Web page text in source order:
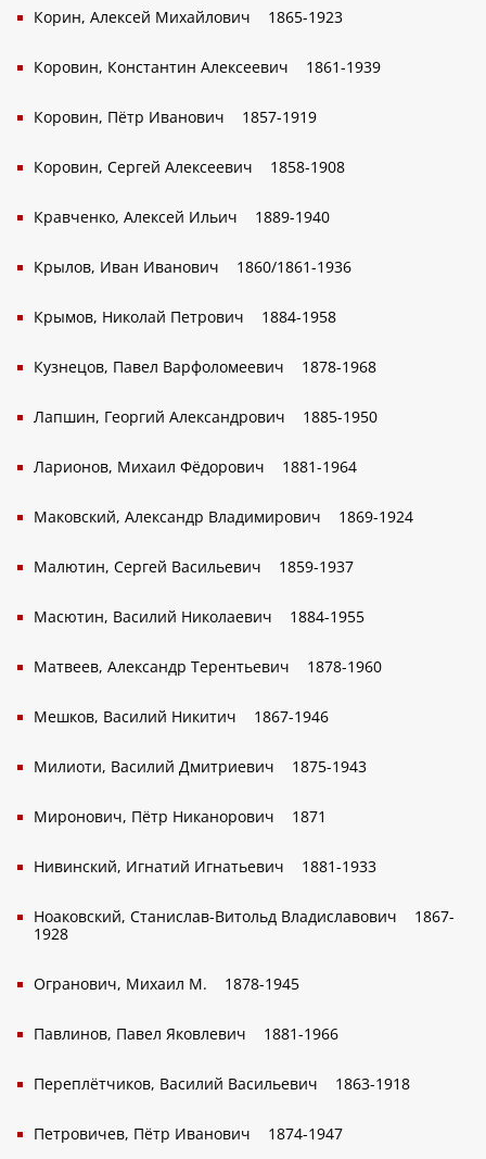
Корин, Алексей Михайлович 1865-1923
Коровин, Константин Алексеевич 1861-1939
Коровин, Пётр Иванович 1857-1919
Коровин, Сергей Алексеевич 1858-1908
Кравченко, Алексей Ильич 1889-1940
Крылов, Иван Иванович 1860/1861-1936
Крымов, Николай Петрович 1884-1958
Кузнецов, Павел Варфоломеевич 1878-1968
Лапшин, Георгий Александрович 1885-1950
Ларионов, Михаил Фёдорович 1881-1964
Маковский, Александр Владимирович 1869-1924
Малютин, Сергей Васильевич 1859-1937
Масютин, Василий Николаевич 1884-1955
Матвеев, Александр Терентьевич 1878-1960
Мешков, Василий Никитич 1867-1946
Милиоти, Василий Дмитриевич 1875-1943
Миронович, Пётр Никанорович 1871
Нивинский, Игнатий Игнатьевич 1881-1933
Ноаковский, Станислав-Витольд Владиславович
1867-
1928
Огранович, Михаил М. 1878-1945
Павлинов, Павел Яковлевич 1881-1966
Переплётчиков, Василий Васильевич 1863-1918
Петровичев, Пётр Иванович 1874-1947